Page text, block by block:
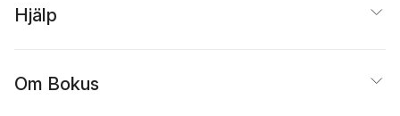
Hjälp
Om Bokus